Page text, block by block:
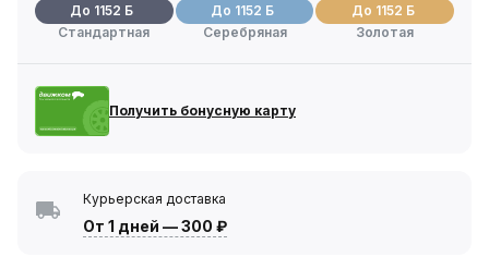
До 1152 Б
Стандартная
До 1152 Б
Серебряная
До 1152 Б
Золотая
Получить бонусную карту
Курьерская доставка
От 1 дней —300 ₽